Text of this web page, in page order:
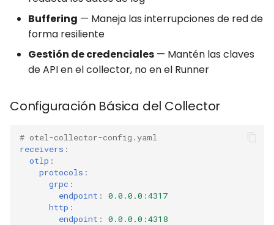
Buffering — Maneja las interrupciones de red de
forma resiliente
Gestión de credenciales — Mantén las claves
de API en el collector, no en el Runner
Configuración Básica del Collector
# otel-collector-config.yaml
receivers :
otlp :
protocols :
grpc :
endpoint :
0.0.0.0:4317
http :
endpoint : 0.0.0.0:4318